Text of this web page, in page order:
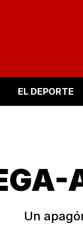
EL DEPORTE
Un